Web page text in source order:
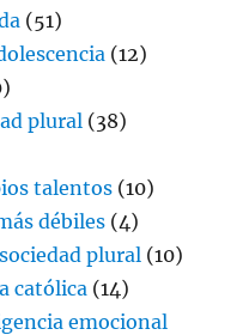
(51)
(12)
plural (38)
talentos (10)
débiles (4)
plural (10)
católica (14)
emocional